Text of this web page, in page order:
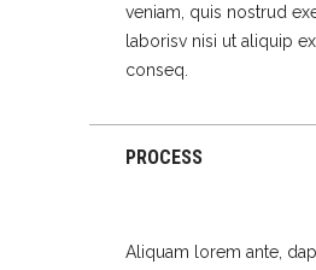
veniam, quis nostrud
laborisv nisi ut aliquip
conseq.
PROCESS
Aliquam lorem ante,